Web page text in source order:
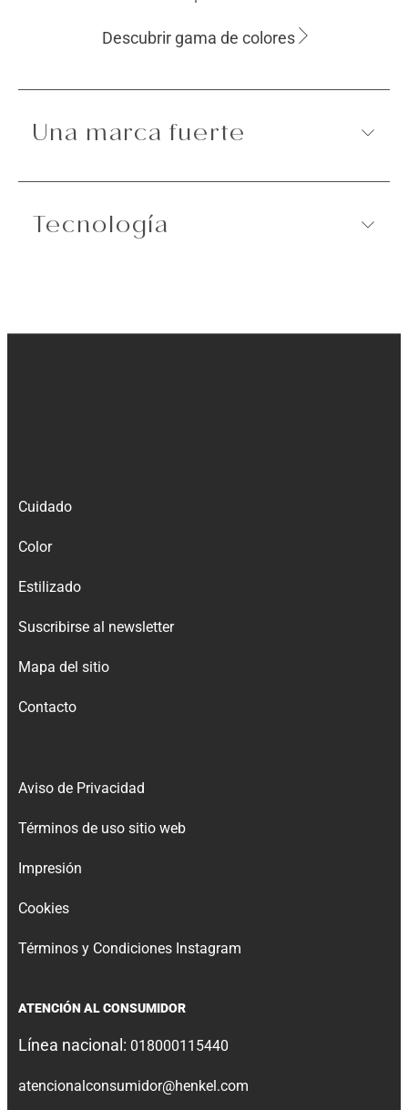
Descubrir gama de colores
Una marca fuerte
Tecnología
Cuidado
Color
Estilizado
Suscribirse al newsletter
Mapa del sitio
Contacto
Aviso de Privacidad
Términos de uso sitio web
Impresión
Cookies
Términos y Condiciones Instagram
ATENCIÓN AL CONSUMIDOR
Línea nacional: 018000115440
atencionalconsumidor@henkel.com